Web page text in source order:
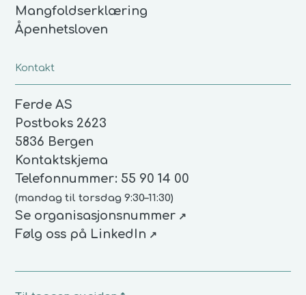
Mangfoldserklæring
Åpenhetsloven
Kontakt
Ferde AS
Postboks 2623
5836 Bergen
Kontaktskjema
Telefonnummer: 55 90 14 00
(mandag til torsdag 9:30–11:30)
Se organisasjonsnummer(åpnes i nytt vindu)
Følg oss på LinkedIn (åpnes i nytt vindu)